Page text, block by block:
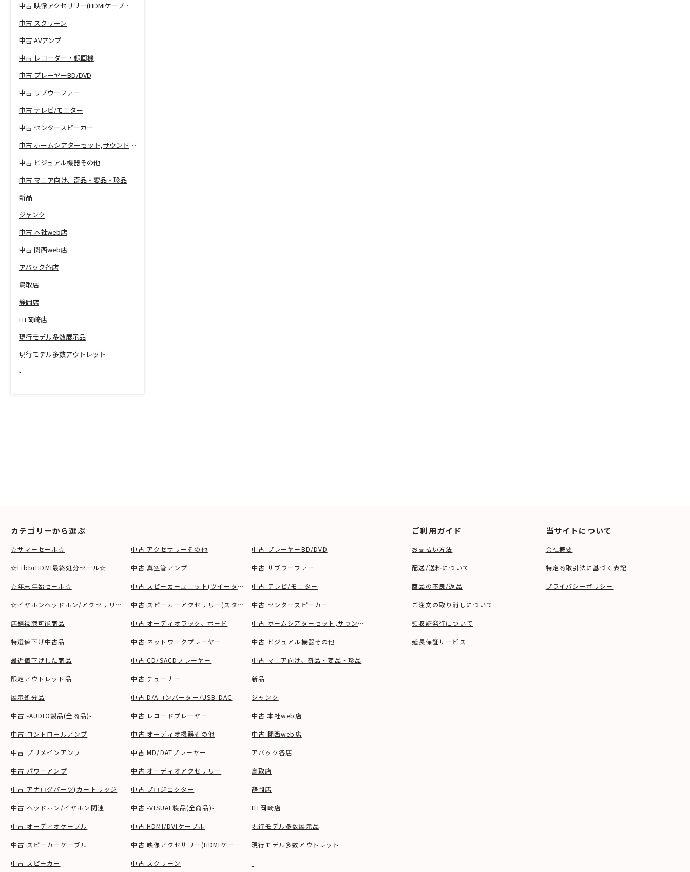
中古 映像アクセサリー(HDMIケーブル等)
中古 スクリーン
中古 AVアンプ
中古 レコーダー・録画機
中古 プレーヤーBD/DVD
中古 サブウーファー
中古 テレビ/モニター
中古 センタースピーカー
中古 ホームシアターセット,サウンドバー
中古 ビジュアル機器その他
中古 マニア向け、奇品・変品・珍品
新品
ジャンク
中古 本社web店
中古 関西web店
アバック各店
鳥取店
静岡店
HT岡崎店
現行モデル多数展示品
現行モデル多数アウトレット
-
カテゴリーから選ぶ
☆サマーセール☆
☆FibbrHDMI最終処分セール☆
☆年末年始セール☆
☆イヤホンヘッドホン/アクセサリSALE☆
店舗視聴可能商品
特選値下げ中古品
最近値下げした商品
限定アウトレット品
展示処分品
中古 -AUDIO製品(全商品)-
中古 コントロールアンプ
中古 プリメインアンプ
中古 パワーアンプ
中古 アナログパーツ(カートリッジ、シェル等)
中古 ヘッドホン/イヤホン関連
中古 オーディオケーブル
中古 スピーカーケーブル
中古 スピーカー
中古 アクセサリーその他
中古 真空管アンプ
中古 スピーカーユニット(ツイーター、ウーファー等)
中古 スピーカーアクセサリー(スタンド等)
中古 オーディオラック、ボード
中古 ネットワークプレーヤー
中古 CD/SACDプレーヤー
中古 チューナー
中古 D/Aコンバーター/USB-DAC
中古 レコードプレーヤー
中古 オーディオ機器その他
中古 MD/DATプレーヤー
中古 オーディオアクセサリー
中古 プロジェクター
中古 -VISUAL製品(全商品)-
中古 HDMI/DVIケーブル
中古 映像アクセサリー(HDMIケーブル等)
中古 スクリーン
中古 プレーヤーBD/DVD
中古 サブウーファー
中古 テレビ/モニター
中古 センタースピーカー
中古 ホームシアターセット,サウンドバー
中古 ビジュアル機器その他
中古 マニア向け、奇品・変品・珍品
新品
ジャンク
中古 本社web店
中古 関西web店
アバック各店
鳥取店
静岡店
HT岡崎店
現行モデル多数展示品
現行モデル多数アウトレット
-
ご利用ガイド
お支払い方法
配送/送料について
商品の不良/返品
ご注文の取り消しについて
領収証発行について
延長保証サービス
当サイトについて
会社概要
特定商取引法に基づく表記
プライバシーポリシー